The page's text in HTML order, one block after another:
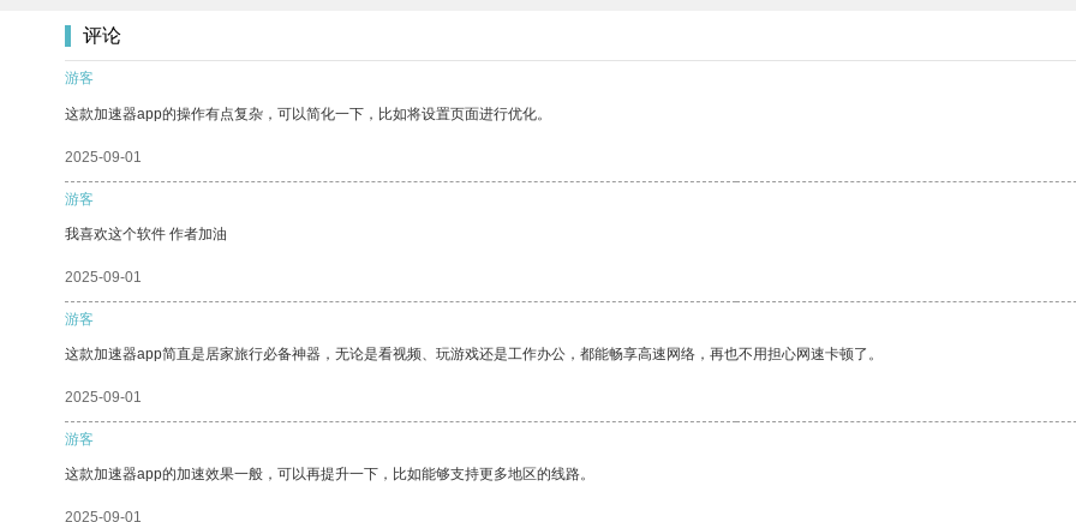
评论
游客
这款加速器app的操作有点复杂，可以简化一下，比如将设置页面进行优化。
2025-09-01
游客
我喜欢这个软件 作者加油
2025-09-01
游客
这款加速器app简直是居家旅行必备神器，无论是看视频、玩游戏还是工作办公，都能畅享高速网络，再也不用担心网速卡顿了。
2025-09-01
游客
这款加速器app的加速效果一般，可以再提升一下，比如能够支持更多地区的线路。
2025-09-01